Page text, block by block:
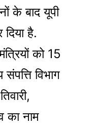
के बाद यूपी
है.
को 15
विभाग
का नाम